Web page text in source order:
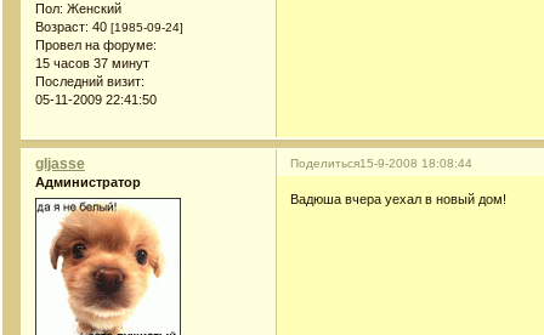
Пол: Женский
Возраст: 40 [1985-09-24]
Провел на форуме:
15 часов 37 минут
Последний визит:
05-11-2009 22:41:50
Поделиться15-9-2008 18:08:44
gljasse
Администратор
Вадюша вчера уехал в новый дом!